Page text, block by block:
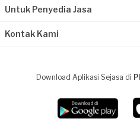
Untuk Penyedia Jasa
Kontak Kami
Download Aplikasi Sejasa di